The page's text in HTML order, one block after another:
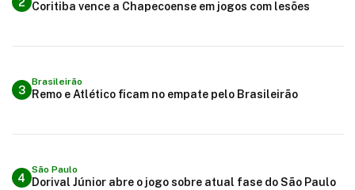
Coritiba vence a Chapecoense em jogos com lesões
3
Brasileirão
Remo e Atlético ficam no empate pelo Brasileirão
4
São Paulo
Dorival Júnior abre o jogo sobre atual fase do São Paulo